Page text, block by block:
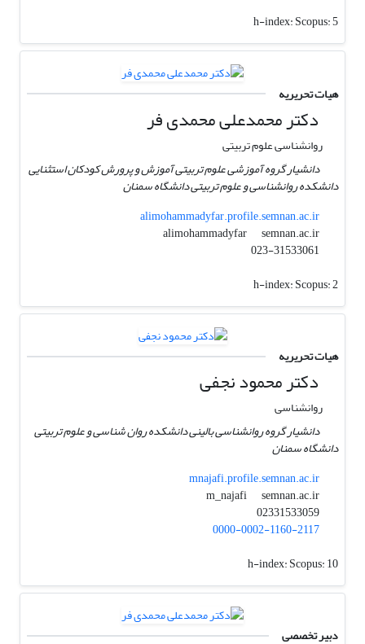
h-index:Scopus: 5
هیات تحریریه
دکتر محمدعلی محمدی فر
روانشناسی علوم تربیتی
دانشیار گروه آموزشی علوم تربیتی آموزش و پرورش کودکان استثنایی
دانشکده روانشناسی و علوم تربیتی دانشگاه سمنان
alimohammadyfar.profile.semnan.ac.ir
alimohammadyfar
semnan.ac.ir
h-index:Scopus: 2
هیات تحریریه
دکتر محمود نجفی
روانشناسی
دانشیار گروه روانشناسی بالینی دانشکده روان شناسی و علوم تربیتی
دانشگاه سمنان
mnajafi.profile.semnan.ac.ir
m_najafi
semnan.ac.ir
02331533059
0000-0002-1160-2117
h-index:Scopus: 10
دبیر تخصصی